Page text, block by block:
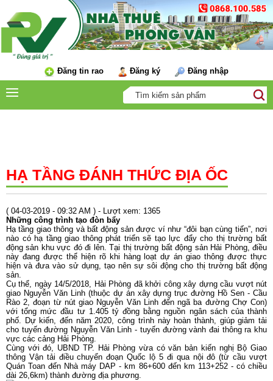
Đăng tin rao Đăng ký Đăng nhập
HẠ TẦNG ĐÁNH THỨC ĐỊA ỐC
( 04-03-2019 - 09:32 AM ) - Lượt xem: 1365
Những công trình tạo đòn bẩy
Hạ tầng giao thông và bất động sản được ví như “đôi bạn cùng tiến”, nơi
nào có hạ tầng giao thông phát triển sẽ tạo lực đẩy cho thị trường bất
động sản khu vực đó đi lên. Tại thị trường bất động sản Hải Phòng, điều
này đang được thể hiện rõ khi hàng loạt dự án giao thông được thực
hiện và đưa vào sử dụng, tạo nên sự sôi động cho thị trường bất động
sản.
Cụ thể, ngày 14/5/2018, Hải Phòng đã khởi công xây dựng cầu vượt nút
giao Nguyễn Văn Linh (thuộc dự án xây dựng trục đường Hồ Sen - Cầu
Rào 2, đoạn từ nút giao Nguyễn Văn Linh đến ngã ba đường Chợ Con)
với tổng mức đầu tư 1.405 tỷ đồng bằng nguồn ngân sách của thành
phố. Dự kiến, đến năm 2020, công trình này hoàn thành, giúp giảm tải
cho tuyến đường Nguyễn Văn Linh - tuyến đường vành đai thông ra khu
vực các cảng Hải Phòng.
Cùng với đó, UBND TP. Hải Phòng vừa có văn bản kiến nghị Bộ Giao
thông Vận tải điều chuyển đoạn Quốc lộ 5 đi qua nội đô (từ cầu vượt
Quán Toan đến Nhà máy DAP - km 86+600 đến km 113+252 - có chiều
dài 26,6km) thành đường địa phương.